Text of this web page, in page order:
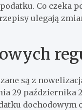
Co czeka
ulegają
są z
29 października
dochodowym